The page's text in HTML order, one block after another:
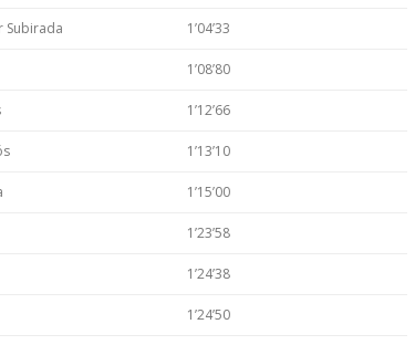
Subirada 1’04’33
1’08’80
1’12’66
1’13’10
1’15’00
1’23’58
1’24’38
1’24’50